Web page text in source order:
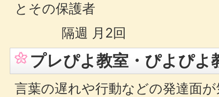
とその保護者
隔週 月2回
プレぴよ教室・ぴよぴよ
言葉の遅れや行動などの発達面